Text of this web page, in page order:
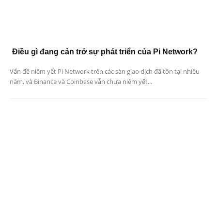
Điều gì đang cản trở sự phát triển của Pi Network?
Vấn đề niêm yết Pi Network trên các sàn giao dịch đã tồn tại nhiều
năm, và Binance và Coinbase vẫn chưa niêm yết...